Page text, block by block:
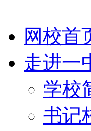
网校首
走进一
学校
书记